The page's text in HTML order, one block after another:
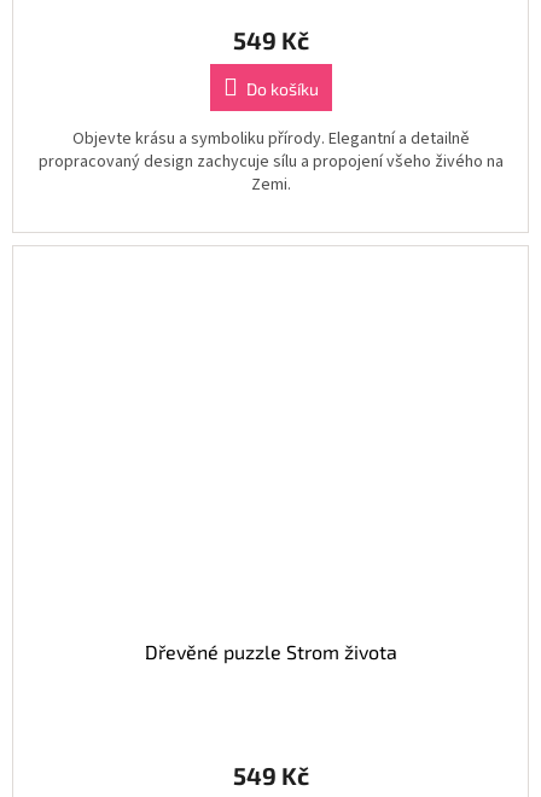
549 Kč
Do košíku
Objevte krásu a symboliku přírody. Elegantní a detailně
propracovaný design zachycuje sílu a propojení všeho živého na
Zemi.
Dřevěné puzzle Strom života
549 Kč